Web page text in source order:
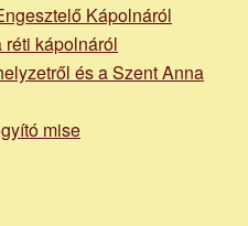
Kápolnáról
réti kápolnáról
és a Szent Anna
mise